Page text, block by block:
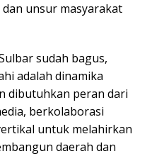
unsur masyarakat
sudah bagus,
adalah dinamika
dibutuhkan peran dari
berkolaborasi
untuk melahirkan
daerah dan